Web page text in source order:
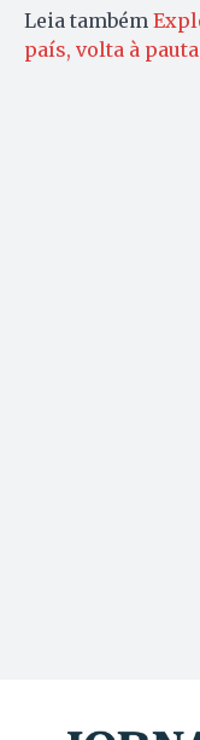
Leia também
país, volta à